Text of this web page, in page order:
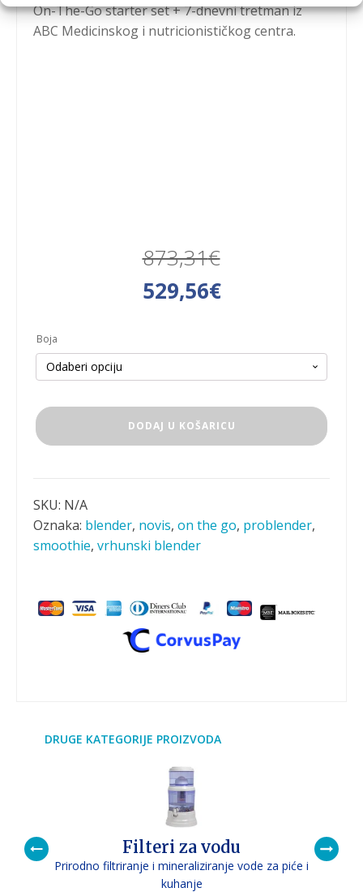
On-The-Go starter set + 7-dnevni tretman iz
ABC Medicinskog i nutricionističkog centra.
873,31€
Izvorna
bila
je:
873,31€.
529,56€Trenutna
je:
529,56€.
Boja
Novis
ProBlender
količina
DODAJ U KOŠARICU
SKU: N/A
Oznaka: blender, novis, on the go, problender,
smoothie, vrhunski blender
DRUGE KATEGORIJE PROIZVODA
Filteri za vodu
Prirodno filtriranje i mineraliziranje vode za piće i
kuhanje